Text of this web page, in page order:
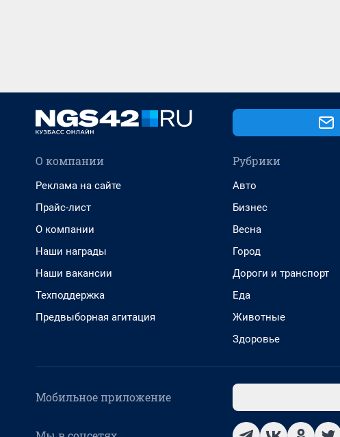
О компании
Реклама на сайте
Прайс-лист
О компании
Наши награды
Наши вакансии
Техподдержка
Предвыборная агитация
Рубрики
Авто
Бизнес
Весна
Город
Дороги и транспорт
Еда
Животные
Здоровье
Мобильное приложение